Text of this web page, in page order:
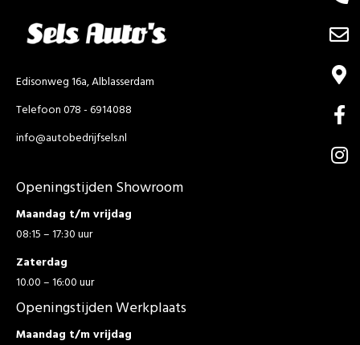
Edisonweg 16a, Alblasserdam
Telefoon 078 - 6914088
info@autobedrijfsels.nl
Openingstijden Showroom
Maandag t/m vrijdag
08:15 – 17:30 uur
Zaterdag
10.00 – 16:00 uur
Openingstijden Werkplaats
Maandag t/m vrijdag